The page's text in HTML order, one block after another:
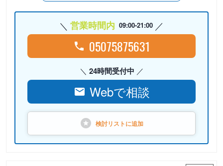
営業時間内 09:00-21:00
05075875631
24時間受付中
Webで相談
検討リストに追加